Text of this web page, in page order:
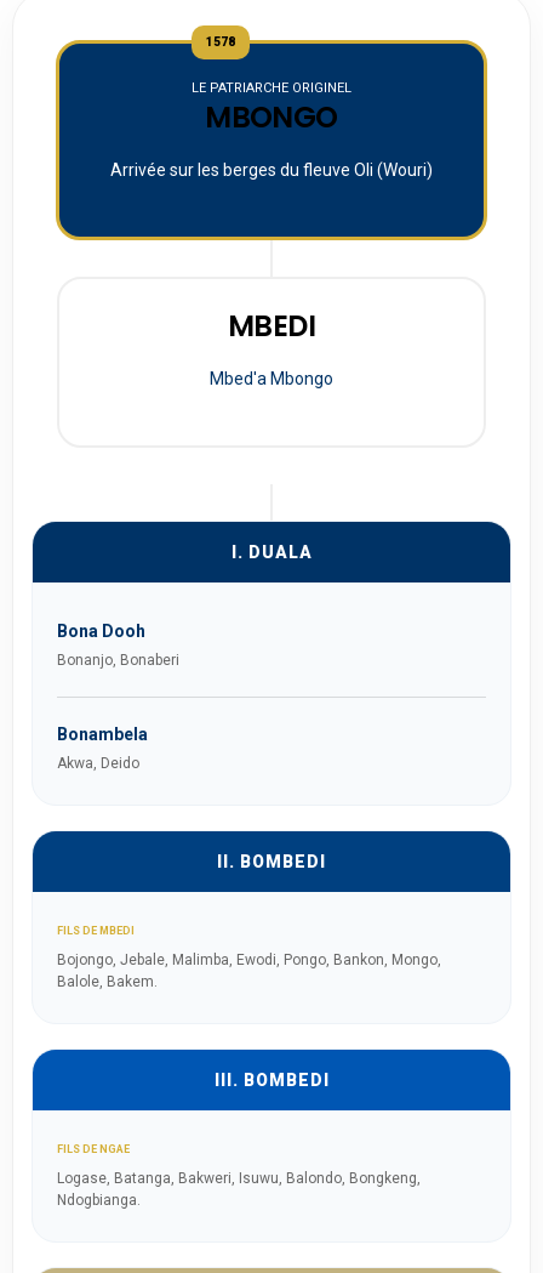
1578
LE PATRIARCHE ORIGINEL
MBONGO
Arrivée sur les berges du fleuve Oli (Wouri)
MBEDI
Mbed'a Mbongo
I. DUALA
Bona Dooh
Bonanjo, Bonaberi
Bonambela
Akwa, Deido
II. BOMBEDI
FILS DE MBEDI
Bojongo, Jebale, Malimba, Ewodi, Pongo, Bankon, Mongo,
Balole, Bakem.
III. BOMBEDI
FILS DE NGAE
Logase, Batanga, Bakweri, Isuwu, Balondo, Bongkeng,
Ndogbianga.